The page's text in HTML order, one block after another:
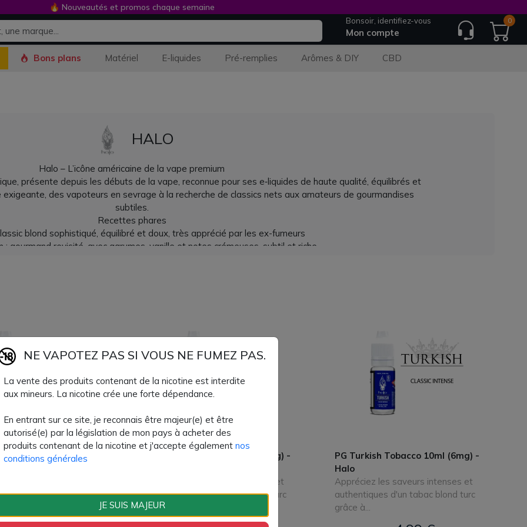
Bonsoir, identifiez-vous
Mon compte
0
Bons plans Matériel E-liquides Pré-remplies Arômes & DIY CBD
HALO
Halo – L’icône américaine de la vape premium
présente depuis les débuts de la vape, reconnue pour ses e‑liquides de haute qualité, équilibrés et
exigeante, des vapoteurs en sevrage à la recherche de classics nets aux amateurs de gourmandises
subtiles.
Recettes phares
blond sophistiqué, équilibré et doux, très apprécié par les ex-fumeurs
: gourmand revisité, avec agrumes, vanille et notes crémeuses, subtil et riche
Tobacco 10ml (0mg) -
saveurs intenses et
d'un tabac blond turc
PG Turkish Tobacco 10ml (3mg) -
Appréciez les saveurs intenses et
authentiques d'un tabac blond turc
grâce à...
PG Turkish Tobacco 10ml (6mg) -
Halo
Appréciez les saveurs intenses et
authentiques d'un tabac blond turc
grâce à...
🔥 Nouveautés et promos chaque semaine
NE VAPOTEZ PAS SI VOUS NE FUMEZ PAS.
La vente des produits contenant de la nicotine est interdite
aux mineurs. La nicotine crée une forte dépendance.
En entrant sur ce site, je reconnais être majeur(e) et être
autorisé(e) par la législation de mon pays à acheter des
produits contenant de la nicotine et j'accepte également nos
conditions générales
JE SUIS MAJEUR